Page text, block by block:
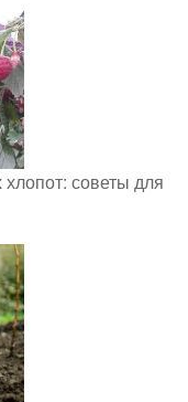
советы для